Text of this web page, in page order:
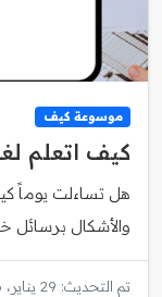
موسوعة كيف
كيف اتعلم
هل تساءلت يوماً
والأشكال برسائل
تم التحديث: 29 يناير، 2026